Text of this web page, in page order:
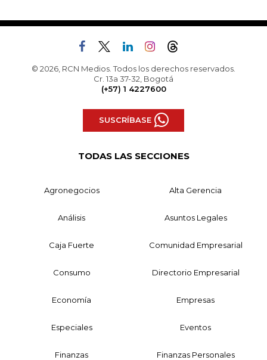
© 2026, RCN Medios. Todos los derechos reservados.
Cr. 13a 37-32, Bogotá
(+57) 1 4227600
SUSCRÍBASE
TODAS LAS SECCIONES
Agronegocios Alta Gerencia
Análisis Asuntos Legales
Caja Fuerte Comunidad Empresarial
Consumo Directorio Empresarial
Economía Empresas
Especiales Eventos
Finanzas Finanzas Personales